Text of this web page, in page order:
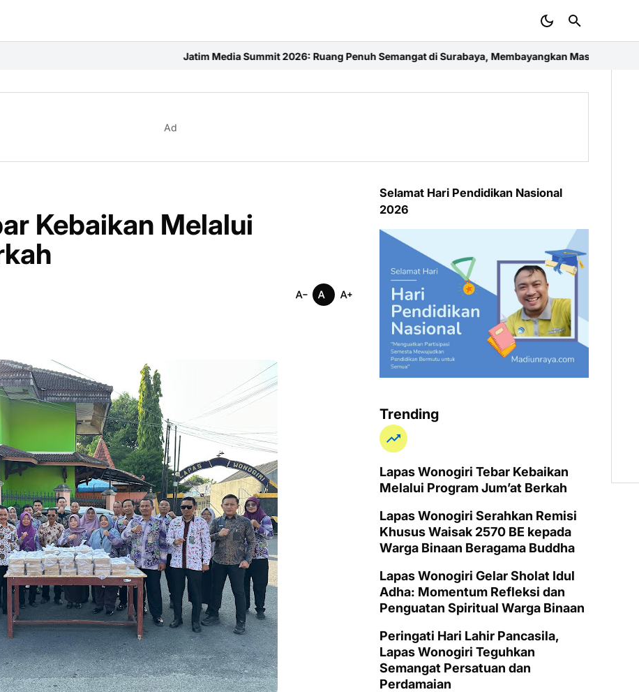
Jatim Media Summit 2026: Ruang Penuh Semangat di Surabaya, Membayangkan Masa Depan Ekonomi Kreatif dan
Ad
Kebaikan Melalui
Selamat Hari Pendidikan Nasional
2026
Trending
Lapas Wonogiri Tebar Kebaikan
Melalui Program Jum’at Berkah
Lapas Wonogiri Serahkan Remisi
Khusus Waisak 2570 BE kepada
Warga Binaan Beragama Buddha
Lapas Wonogiri Gelar Sholat Idul
Adha: Momentum Refleksi dan
Penguatan Spiritual Warga Binaan
Peringati Hari Lahir Pancasila,
Lapas Wonogiri Teguhkan
Semangat Persatuan dan
Perdamaian